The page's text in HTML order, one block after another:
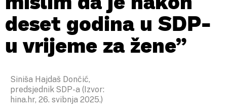
deset godina u SDP-
u vrijeme za žene”
Siniša Hajdaš Dončić,
predsjednik SDP-a (Izvor:
hina.hr, 26. svibnja 2025.)